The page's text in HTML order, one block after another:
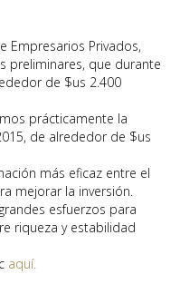
Empresarios Privados,
preliminares, que durante
de $us 2.400
prácticamente la
de alrededor de $us
más eficaz entre el
mejorar la inversión.
esfuerzos para
riqueza y estabilidad
aquí.